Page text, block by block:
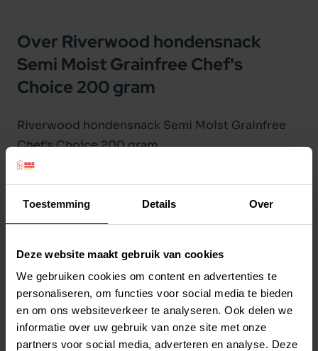
Toestemming Details Over
Deze website maakt gebruik van cookies
We gebruiken cookies om content en advertenties te
personaliseren, om functies voor social media te bieden
en om ons websiteverkeer te analyseren. Ook delen we
informatie over uw gebruik van onze site met onze
partners voor social media, adverteren en analyse. Deze
Over Riverwood hondensnack
Semi Moist Grainfree Chef's
Choice 200 gram
Riverwood hondensnack Semi Moist Grainfree
Chef's Choice 200 gram
Riverwood hondensnack Semi Moist Grainfree
Chef's Choice is een volledig graanvrije
hondensnack. Een overheerlijke en gezonde
zachte snack met kwartel en struisvogel als
zakje van 200 gram.
SAMENSTELLING: kwartel gedroogd 26%, gele
erwten, vloeibaar plantaardig zetmeel,
collageen, struisvogel, gedroogd 5%, gevogelte
leverjus 5%, zalmolie 3%, gedroogde kaneel 1%,
Lees meer
Productspecificaties
Stel uw bestelherinnering in:(2 weken)
Elke
Elke
Elke